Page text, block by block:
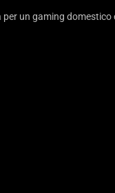
un gaming domestico